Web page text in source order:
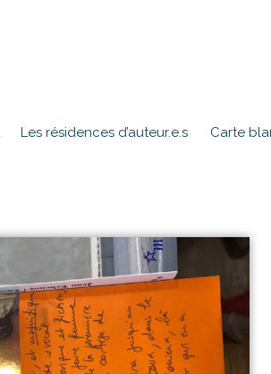
Les résidences d’auteur.e.s Carte